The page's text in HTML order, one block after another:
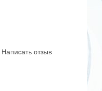
Написать отзыв